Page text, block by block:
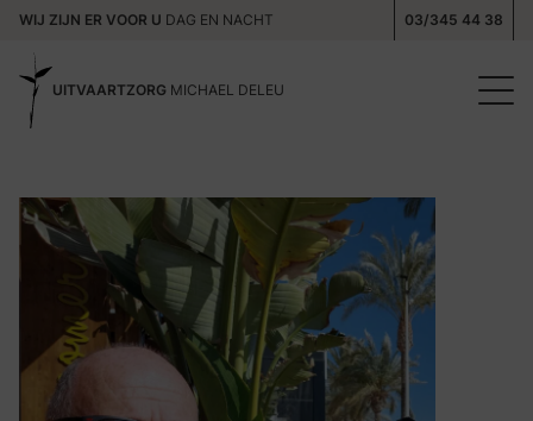
WIJ ZIJN ER VOOR U DAG EN NACHT 03/345 44 38
UITVAARTZORG MICHAEL DELEU